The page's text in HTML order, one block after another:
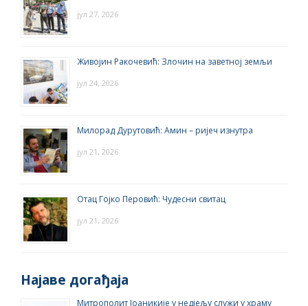
јул 27, 2026
Живојин Ракочевић: Злочин на заветној земљи
јул 24, 2026
Милорад Дурутовић: Амин – ријеч изнутра
јул 21, 2026
Отац Гојко Перовић: Чудесни свитац
јул 21, 2026
Најаве догађаја
Митрополит Јоаникије у недјељу служи у храму